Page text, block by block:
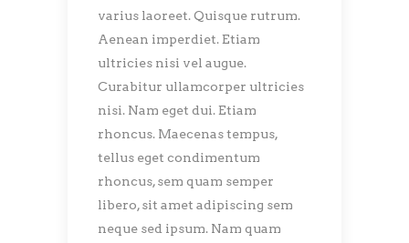
varius laoreet. Quisque rutrum.
Aenean imperdiet. Etiam
ultricies nisi vel augue.
Curabitur ullamcorper ultricies
nisi. Nam eget dui. Etiam
rhoncus. Maecenas tempus,
tellus eget condimentum
rhoncus, sem quam semper
libero, sit amet adipiscing sem
neque sed ipsum. Nam quam